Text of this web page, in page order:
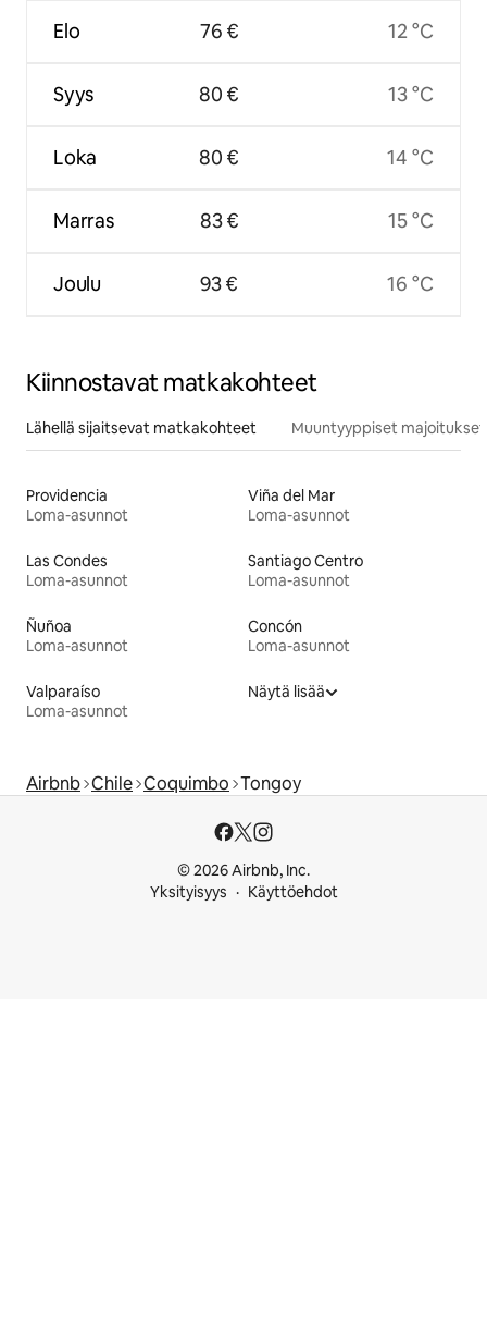
Elo
Syys
Loka
Marras
Joulu
76 €
80 €
80 €
83 €
93 €
12 °C
13 °C
14 °C
15 °C
16 °C
Kiinnostavat matkakohteet
Lähellä sijaitsevat matkakohteet Muuntyyppiset majoitukset
Providencia
Loma-asunnot
Viña del Mar
Loma-asunnot
Las Condes
Loma-asunnot
Santiago Centro
Loma-asunnot
Ñuñoa
Loma-asunnot
Concón
Loma-asunnot
Valparaíso
Loma-asunnot
Näytä lisää
Airbnb Chile Coquimbo Tongoy
© 2026 Airbnb, Inc.
Yksityisyys
Käyttöehdot